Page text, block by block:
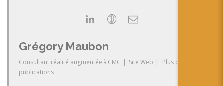
Grégory Maubon
Consultant réalité augmentée à GMC | Site Web |
Plus de
publications